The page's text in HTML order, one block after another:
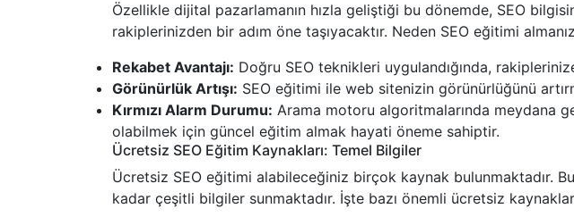
Özellikle dijital pazarlamanın hızla geliştiği bu dönemde, SEO
rakiplerinizden bir adım öne taşıyacaktır. Neden SEO eğitimi
Rekabet Avantajı: Doğru SEO teknikleri uygulandığında,
Görünürlük Artışı: SEO eğitimi ile web sitenizin görünürlüğünü
Kırmızı Alarm Durumu: Arama motoru algoritmalarında meydana
olabilmek için güncel eğitim almak hayati öneme sahiptir.
Ücretsiz SEO Eğitim Kaynakları: Temel Bilgiler
Ücretsiz SEO eğitimi alabileceğiniz birçok kaynak bulunmaktadır.
kadar çeşitli bilgiler sunmaktadır. İşte bazı önemli ücretsiz